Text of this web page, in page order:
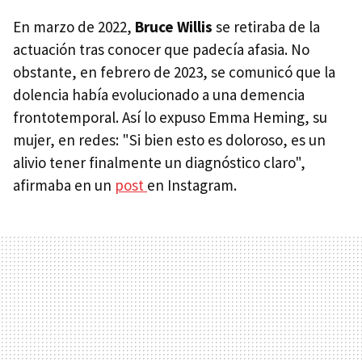
En marzo de 2022, Bruce Willis se retiraba de la
actuación tras conocer que padecía afasia. No
obstante, en febrero de 2023, se comunicó que la
dolencia había evolucionado a una demencia
frontotemporal. Así lo expuso Emma Heming, su
mujer, en redes: "Si bien esto es doloroso, es un
alivio tener finalmente un diagnóstico claro",
afirmaba en un post en Instagram.